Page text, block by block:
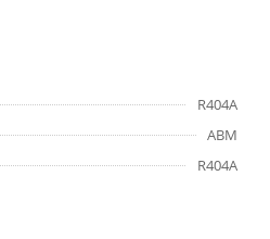
R404A
ABM
R404A